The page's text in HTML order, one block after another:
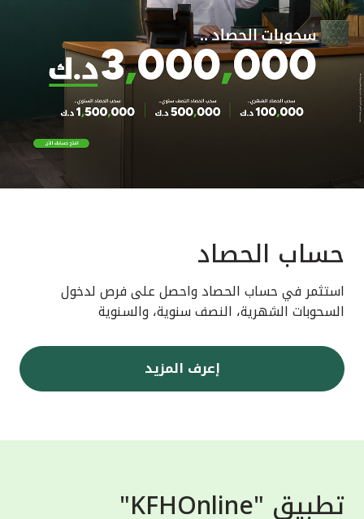
حساب الحصاد
استثمر في حساب الحصاد واحصل على فرص لدخول
السحوبات الشهرية، النصف سنوية، والسنوية
إعرف المزيد
تطبيق "KFHOnline"